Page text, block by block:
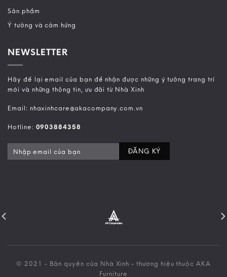
Sản phẩm
Ý tưởng và cảm hứng
NEWSLETTER
Hãy để lại email của bạn để nhận được những ý tưởng trang trí
mới và những thông tin, ưu đãi từ Nhà Xinh
Email: nhaxinhcare@akacompany.com.vn
Hotline: 0903884358
© 2021 - Bản quyền của Nhà Xinh - thương hiệu thuộc AKA
Furniture